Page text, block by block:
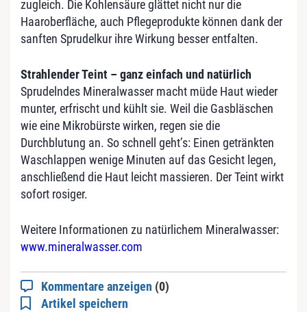
zugleich. Die Kohlensäure glättet nicht nur die
Haaroberfläche, auch Pflegeprodukte können dank der
sanften Sprudelkur ihre Wirkung besser entfalten.
Strahlender Teint – ganz einfach und natürlich
Sprudelndes Mineralwasser macht müde Haut wieder
munter, erfrischt und kühlt sie. Weil die Gasbläschen
wie eine Mikrobürste wirken, regen sie die
Durchblutung an. So schnell geht’s: Einen getränkten
Waschlappen wenige Minuten auf das Gesicht legen,
anschließend die Haut leicht massieren. Der Teint wirkt
sofort rosiger.
Weitere Informationen zu natürlichem Mineralwasser:
www.mineralwasser.com
Kommentare anzeigen (0)
Artikel speichern